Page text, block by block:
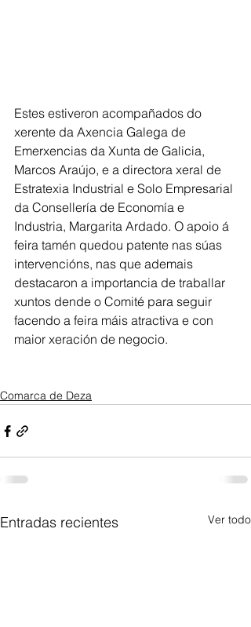
Estes estiveron acompañados do
xerente da Axencia Galega de
Emerxencias da Xunta de Galicia,
Marcos Araújo, e a directora xeral de
Estratexia Industrial e Solo Empresarial
da Consellería de Economía e
Industria, Margarita Ardado. O apoio á
feira tamén quedou patente nas súas
intervencións, nas que ademais
destacaron a importancia de traballar
xuntos dende o Comité para seguir
facendo a feira máis atractiva e con
maior xeración de negocio.
Comarca de Deza
Entradas recientes Ver todo